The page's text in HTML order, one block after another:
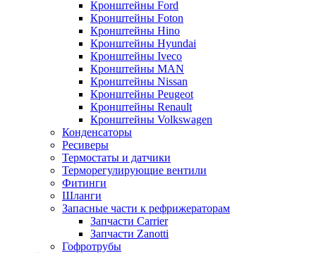
Кронштейны Ford
Кронштейны Foton
Кронштейны Hino
Кронштейны Hyundai
Кронштейны Iveco
Кронштейны MAN
Кронштейны Nissan
Кронштейны Peugeot
Кронштейны Renault
Кронштейны Volkswagen
Конденсаторы
Ресиверы
Термостаты и датчики
Терморегулирующие вентили
Фитинги
Шланги
Запасные части к рефрижераторам
Запчасти Carrier
Запчасти Zanotti
Гофротрубы